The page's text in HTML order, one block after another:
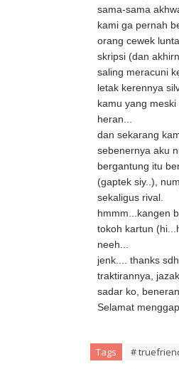
sama-sama
kami ga pernah
orang cewek
skripsi (dan
saling meracuni
letak kerennya
kamu yang
heran...
dan sekarang
sebenernya aku
bergantung itu
(gaptek siy..),
sekaligus rival.
hmmm...kangen
tokoh kartun
neeh...
jenk.... thanks
traktirannya,
sadar ko,
Selamat
Tags #